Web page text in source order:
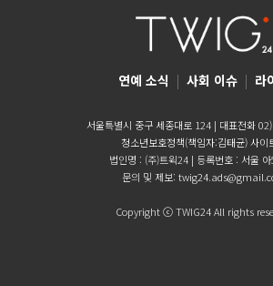
연예 소식 | 사회 이슈 | 라
서울특별시 중구 세종대로 124 | 대표전화
청소년보호정책(책임자:김태균)사이
법인명 : (주)트윅24 | 등록번호 : 서울
문의 및 제보:
Copyright ⓒ TWIG24 All rights